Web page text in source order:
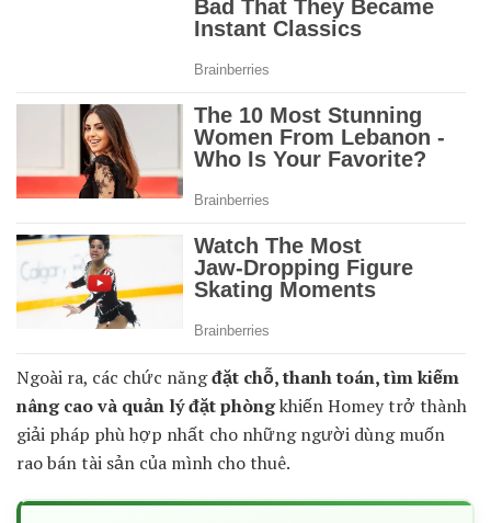
Ngoài ra, các chức năngđặt chỗ, thanh toán, tìm kiếm
nâng cao và quản lý đặt phòngkhiến Homey trở thành
giải pháp phù hợp nhất cho những người dùng muốn
rao bán tài sản của mình cho thuê.